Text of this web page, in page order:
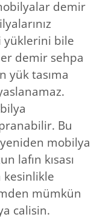
demir
yüklerini bile
demir sehpa
yük tasıma
Bu
mobilya
lafın kısası
kesinlikle
mümkün
calisin.